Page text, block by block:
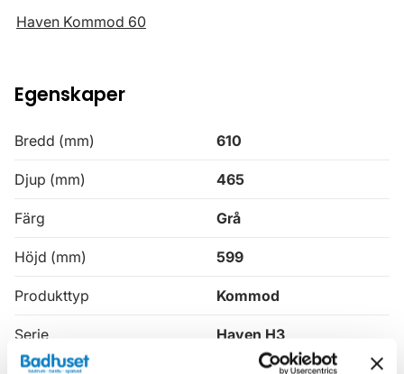
Haven Kommod 60
Egenskaper
Bredd (mm) 610
Djup (mm) 465
Färg Grå
Höjd (mm) 599
Produkttyp Kommod
Serie Haven H3